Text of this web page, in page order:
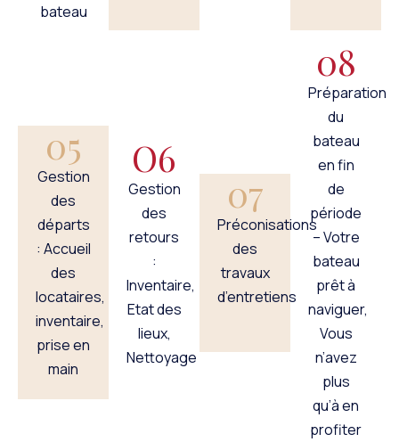
bateau
05
Gestion
des
départs
: Accueil
des
locataires,
inventaire,
prise en
main
O6
Gestion
des
retours
:
Inventaire,
Etat des
lieux,
Nettoyage
07
Préconisations
des
travaux
d’entretiens
08
Préparation
du
bateau
en fin
de
période
– Votre
bateau
prêt à
naviguer,
Vous
n’avez
plus
qu’à en
profiter